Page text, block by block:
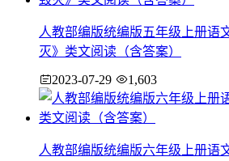
人教部编版统编版五年级上册语
灭》类文阅读（含答案）
2023-07-29 1,603
人教部编版统编版六年级上册语